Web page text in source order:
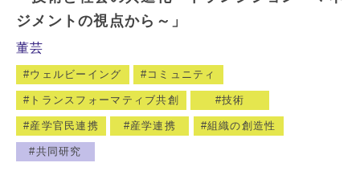
ジメントの視点から～」
董芸
ウェルビーイング コミュニティ
トランスフォーマティブ共創 技術
産学官民連携 産学連携 組織の創造性
共同研究